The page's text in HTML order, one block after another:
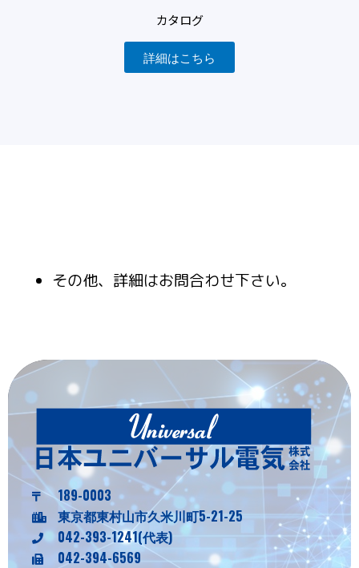
カタログ
詳細はこちら
その他、詳細はお問合わせ下さい。
189-0003
東京都東村山市久米川町5-21-25
042-393-1241(代表)
042-394-6569